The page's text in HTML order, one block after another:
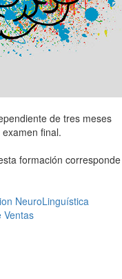
de tres meses
final.
formación corresponde
NeuroLinguística
Ventas